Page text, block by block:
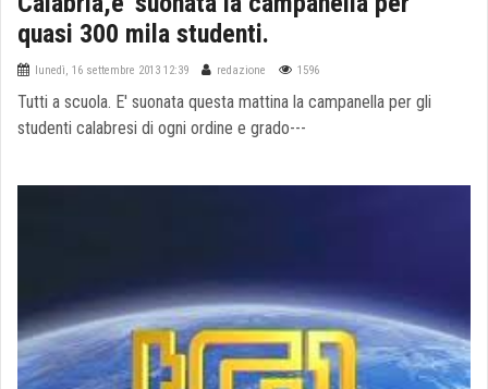
quasi 300 mila studenti.
lunedì, 16 settembre 2013 12:39 redazione 1596
Tutti a scuola. E' suonata questa mattina la campanella per gli
studenti calabresi di ogni ordine e grado---